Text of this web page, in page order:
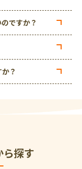
ですか？
？
探す